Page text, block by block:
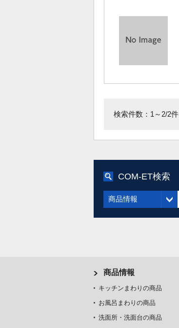
検索件数：1～2/2件
COM-ET検索
商品情報
商品情報
キッチンまわりの商品
お風呂まわりの商品
洗面所・洗面台の商品